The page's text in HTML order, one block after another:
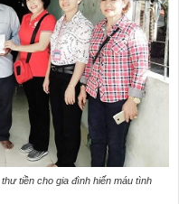
tiền cho gia đình hiến máu tình